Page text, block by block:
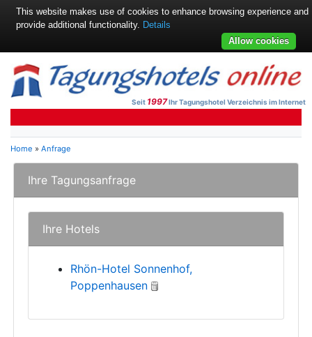
Seit 1997Ihr Tagungshotel Verzeichnis im Internet
Home » Anfrage
Ihre Tagungsanfrage
Ihre Hotels
Rhön-Hotel Sonnenhof,
Poppenhausen
This website makes use of cookies to enhance browsing experience and
provide additional functionality. Details
Allow cookies